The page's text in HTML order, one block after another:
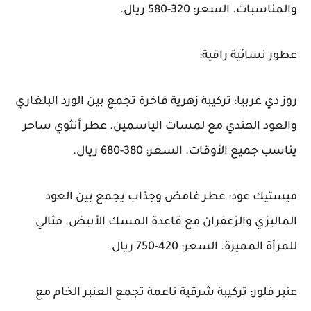
والمناسبات. السعر: 320-580 ريال.
عطور نسائية راقية:
روز دي عربيا: تركيبة زهرية فاخرة تجمع بين الورد البلغاري
والعود الهندي مع لمسات الياسمين. عطر أنثوي ساحر
يناسب جميع الأوقات. السعر: 380-680 ريال.
ميستيك عود: عطر غامض وجذاب يجمع بين العود
الماليزي والزعفران مع قاعدة المسك الأبيض. مثالي
للمرأة المميزة. السعر: 420-750 ريال.
عنبر فلور: تركيبة شرقية ناعمة تجمع العنبر الخام مع